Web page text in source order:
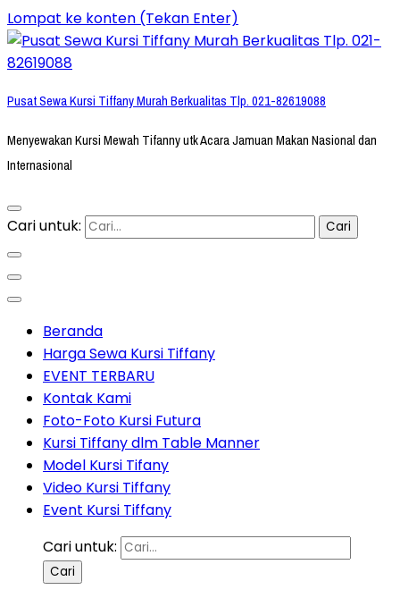
Lompat ke konten (Tekan Enter)
Pusat Sewa Kursi Tiffany Murah Berkualitas Tlp. 021-82619088
Menyewakan Kursi Mewah Tifanny utk Acara Jamuan Makan Nasional dan
Internasional
Cari untuk:
Beranda
Harga Sewa Kursi Tiffany
EVENT TERBARU
Kontak Kami
Foto-Foto Kursi Futura
Kursi Tiffany dlm Table Manner
Model Kursi Tifany
Video Kursi Tiffany
Event Kursi Tiffany
Cari untuk: